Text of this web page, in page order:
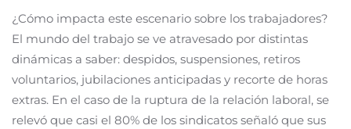
¿Cómo impacta este escenario sobre los trabajadores?
El mundo del trabajo se ve atravesado por distintas
dinámicas a saber: despidos, suspensiones, retiros
voluntarios, jubilaciones anticipadas y recorte de horas
extras. En el caso de la ruptura de la relación laboral, se
relevó que casi el 80% de los sindicatos señaló que sus